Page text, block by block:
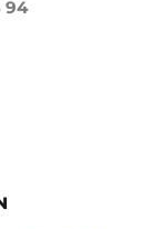
94